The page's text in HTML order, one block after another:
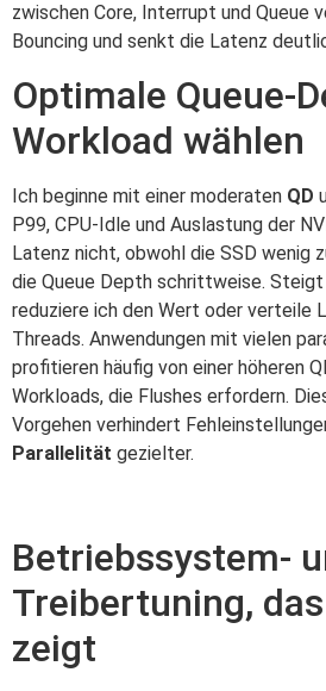
zwischen Core, Interrupt und Queue
Bouncing und senkt die Latenz
Optimale Queue-
Workload wählen
Ich beginne mit einer moderaten QD
P99, CPU-Idle und Auslastung der
Latenz nicht, obwohl die SSD wenig
die Queue Depth schrittweise.
reduziere ich den Wert oder verteile
Threads. Anwendungen mit vielen
profitieren häufig von einer höheren
Workloads, die Flushes erfordern.
Vorgehen verhindert
Parallelität gezielter.
Betriebssystem-
Treibertuning,
zeigt